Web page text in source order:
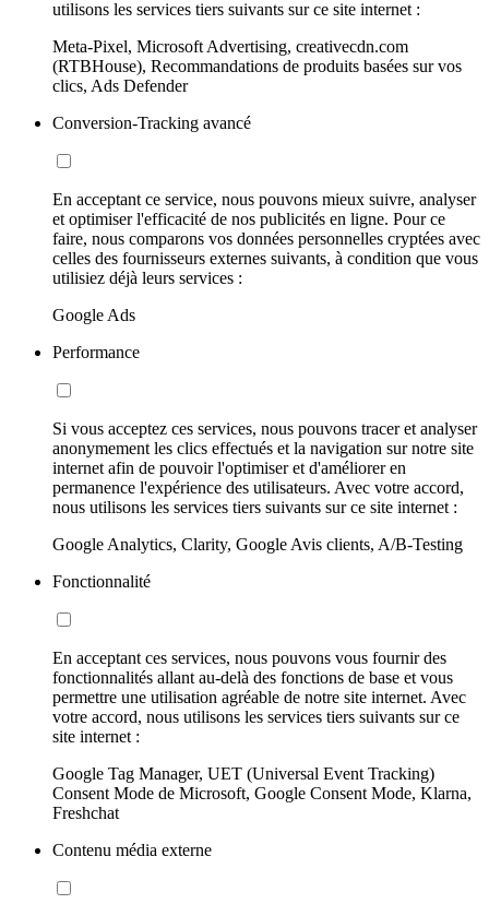
utilisons les services tiers suivants sur ce site internet :
Meta-Pixel, Microsoft Advertising, creativecdn.com
(RTBHouse), Recommandations de produits basées sur vos
clics, Ads Defender
Conversion-Tracking avancé
En acceptant ce service, nous pouvons mieux suivre, analyser
et optimiser l'efficacité de nos publicités en ligne. Pour ce
faire, nous comparons vos données personnelles cryptées avec
celles des fournisseurs externes suivants, à condition que vous
utilisiez déjà leurs services :
Google Ads
Performance
Si vous acceptez ces services, nous pouvons tracer et analyser
anonymement les clics effectués et la navigation sur notre site
internet afin de pouvoir l'optimiser et d'améliorer en
permanence l'expérience des utilisateurs. Avec votre accord,
nous utilisons les services tiers suivants sur ce site internet :
Google Analytics, Clarity, Google Avis clients, A/B-Testing
Fonctionnalité
En acceptant ces services, nous pouvons vous fournir des
fonctionnalités allant au-delà des fonctions de base et vous
permettre une utilisation agréable de notre site internet. Avec
votre accord, nous utilisons les services tiers suivants sur ce
site internet :
Google Tag Manager, UET (Universal Event Tracking)
Consent Mode de Microsoft, Google Consent Mode, Klarna,
Freshchat
Contenu média externe